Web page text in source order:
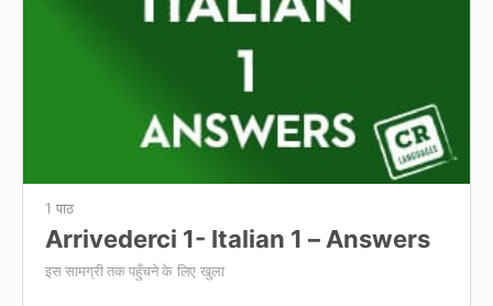
1 पाठ
Arrivederci 1- Italian 1 – Answers
इस सामग्री तक पहुँचने के लिए खुला